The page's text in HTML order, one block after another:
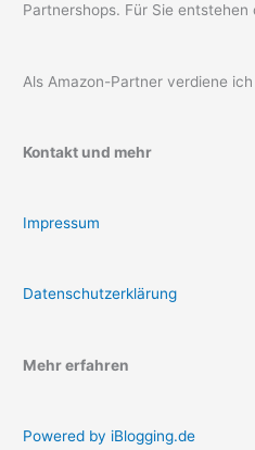
Partnershops. Für Sie entstehen
Als Amazon-Partner verdiene
Kontakt und mehr
Impressum
Datenschutzerklärung
Mehr erfahren
Powered by iBlogging.de